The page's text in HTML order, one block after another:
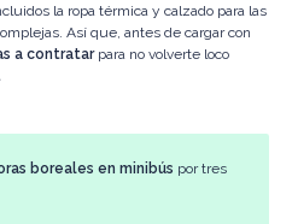
la ropa térmica y calzado para las
Así que, antes de cargar con
a contratarpara no volverte loco
.
boreales en minibús por tres